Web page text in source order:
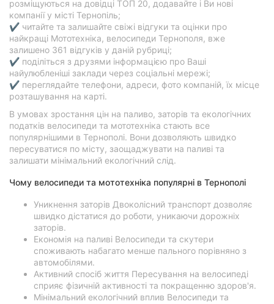
розміщуються на довідці ТОП 20, додавайте і Ви нові
компанії у місті Тернопіль;
✔ читайте та залишайте свіжі відгуки та оцінки про
найкращі Мототехніка, велосипеди Тернополя, вже
залишено 361 відгуків у даній рубриці;
✔ поділіться з друзями інформацією про Ваші
найулюбленіші заклади через соціальні мережі;
✔ переглядайте телефони, адреси, фото компаній, їх місце
розташування на карті.
В умовах зростання цін на паливо, заторів та екологічних
податків велосипеди та мототехніка стають все
популярнішими в Тернополі. Вони дозволяють швидко
пересуватися по місту, заощаджувати на паливі та
залишати мінімальний екологічний слід.
Чому велосипеди та мототехніка популярні в Тернополі
Уникнення заторів Двоколісний транспорт дозволяє
швидко дістатися до роботи, уникаючи дорожніх
заторів.
Економія на паливі Велосипеди та скутери
споживають набагато менше пального порівняно з
автомобілями.
Активний спосіб життя Пересування на велосипеді
сприяє фізичній активності та покращенню здоров'я.
Мінімальний екологічний вплив Велосипеди та